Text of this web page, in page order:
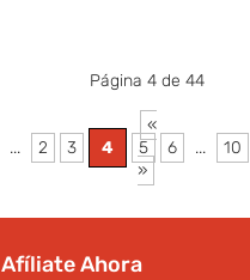
Página 4 de 44
«
... 2 3 4 5 6 ... 10
»
Afíliate Ahora